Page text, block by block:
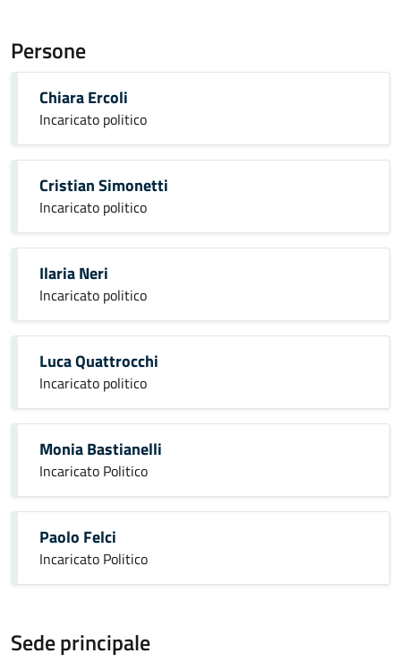
Persone
Chiara Ercoli
Incaricato politico
Cristian Simonetti
Incaricato politico
Ilaria Neri
Incaricato politico
Luca Quattrocchi
Incaricato politico
Monia Bastianelli
Incaricato Politico
Paolo Felci
Incaricato Politico
Sede principale